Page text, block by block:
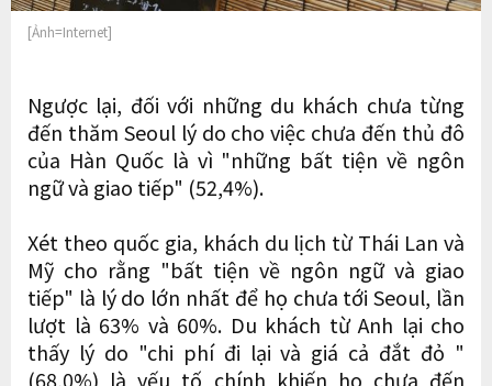
[Ảnh=Internet]
Ngược lại, đối với những du khách chưa từng
đến thăm Seoul lý do cho việc chưa đến thủ đô
của Hàn Quốc là vì "những bất tiện về ngôn
ngữ và giao tiếp" (52,4%).
Xét theo quốc gia, khách du lịch từ Thái Lan và
Mỹ cho rằng "bất tiện về ngôn ngữ và giao
tiếp" là lý do lớn nhất để họ chưa tới Seoul, lần
lượt là 63% và 60%. Du khách từ Anh lại cho
thấy lý do "chi phí đi lại và giá cả đắt đỏ "
(68,0%) là yếu tố chính khiến họ chưa đến